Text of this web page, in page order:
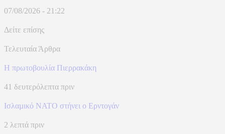
07/08/2026 - 21:22
Δείτε επίσης
Τελευταία Άρθρα
Η πρωτοβουλία Πιερρακάκη
41 δευτερόλεπτα πριν
Ισλαµικό ΝΑΤΟ στήνει ο Ερντογάν
2 λεπτά πριν